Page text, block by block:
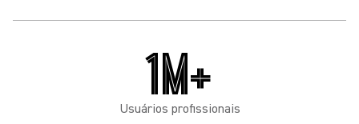
1M+
Usuários profissionais